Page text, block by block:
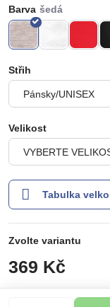
Barva
Střih
Velikost
Tabulka
Zvolte variantu
369 Kč